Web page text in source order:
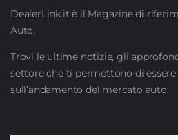
DealerLink.it è il Magazine di
Auto.
Trovi le ultime notizie, gli
settore che ti permettono di
sull’andamento del mercato auto.